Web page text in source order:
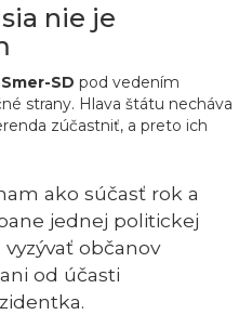
nie je
SD pod vedením
strany. Hlava štátu necháva
zúčastniť, a preto ich
ako súčasť rok a
jednej politickej
občanov
od účasti